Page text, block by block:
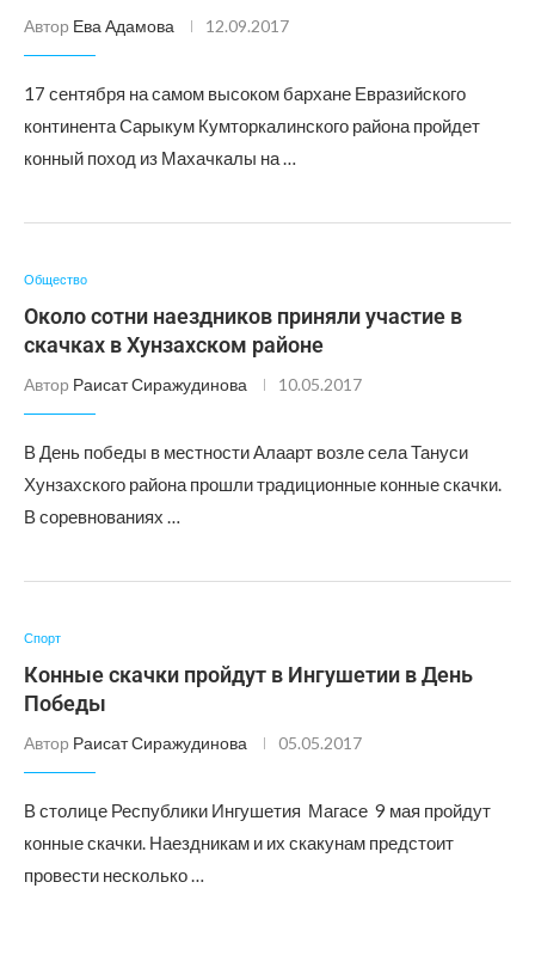
Автор Ева Адамова 12.09.2017
17 сентября на самом высоком бархане Евразийского
континента Сарыкум Кумторкалинского района пройдет
конный поход из Махачкалы на …
Общество
Около сотни наездников приняли участие в
скачках в Хунзахском районе
Автор Раисат Сиражудинова 10.05.2017
В День победы в местности Алаарт возле села Тануси
Хунзахского района прошли традиционные конные скачки.
В соревнованиях …
Спорт
Конные скачки пройдут в Ингушетии в День
Победы
Автор Раисат Сиражудинова 05.05.2017
В столице Республики Ингушетия Магасе 9 мая пройдут
конные скачки. Наездникам и их скакунам предстоит
провести несколько …